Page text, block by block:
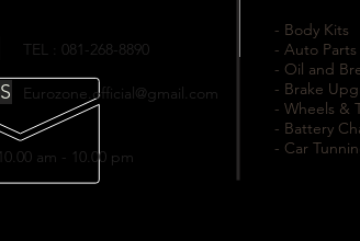
TEL : 081-268-8890
Eurozone.official@gmail.com
am - 10.00 pm
- Body Kits
- Auto Parts
- Oil and
- Brake
- Wheels &
- Battery
- Car